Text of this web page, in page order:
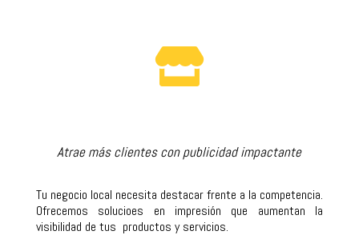

Atrae más clientes con publicidad impactante
Tu negocio local necesita destacar frente a la competencia.
Ofrecemos solucioes en impresión que aumentan la
visibilidad de tus productos y servicios.